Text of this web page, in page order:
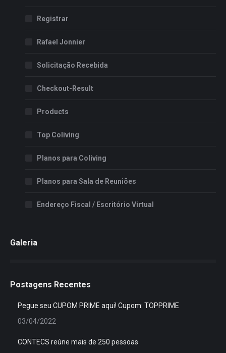
Registrar
Rafael Jonnier
Solicitação Recebida
Checkout-Result
Products
Top Coliving
Planos para Coliving
Planos para Sala de Reuniões
Endereço Fiscal / Escritório Virtual
Galeria
Postagens Recentes
Pegue seu CUPOM PRIME aqui! Cupom: TOPPRIME
03/04/2022
CONTECS reúne mais de 250 pessoas